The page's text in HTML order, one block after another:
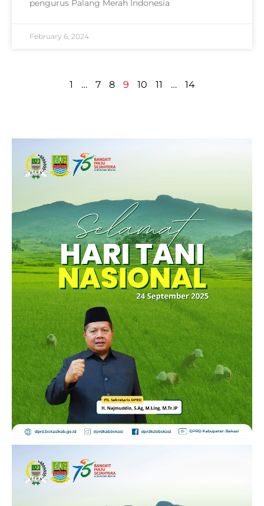
pengurus Palang Merah Indonesia
February 6, 2024
1 … 7 8 9 10 11 … 14